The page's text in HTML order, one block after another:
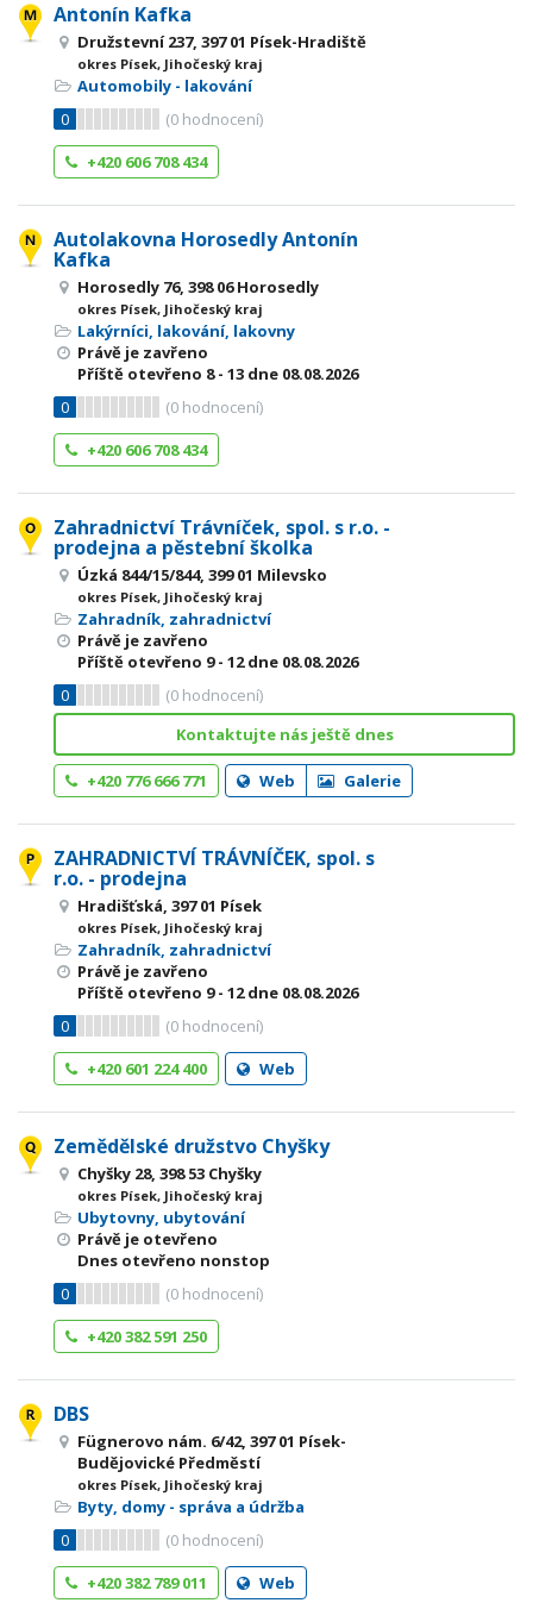
Antonín Kafka
Družstevní 237, 397 01 Písek-Hradiště
okres Písek, Jihočeský kraj
Automobily - lakování
0
(0 hodnocení)
+420 606 708 434
Autolakovna Horosedly Antonín
Kafka
Horosedly 76, 398 06 Horosedly
okres Písek, Jihočeský kraj
Lakýrníci, lakování, lakovny
Právě je zavřeno
Příště otevřeno 8 - 13 dne 08.08.2026
0
(0 hodnocení)
+420 606 708 434
Zahradnictví Trávníček, spol. s r.o. -
prodejna a pěstební školka
Úzká 844/15/844, 399 01 Milevsko
okres Písek, Jihočeský kraj
Zahradník, zahradnictví
Právě je zavřeno
Příště otevřeno 9 - 12dne 08.08.2026
0
(0 hodnocení)
Kontaktujte nás ještě dnes
+420 776 666 771 Web Galerie
ZAHRADNICTVÍ TRÁVNÍČEK, spol. s
r.o. - prodejna
Hradišťská, 397 01 Písek
okres Písek, Jihočeský kraj
Zahradník, zahradnictví
Právě je zavřeno
Příště otevřeno 9 - 12dne 08.08.2026
0
(0 hodnocení)
+420 601 224 400
Web
Zemědělské družstvo Chyšky
Chyšky 28, 398 53 Chyšky
okres Písek, Jihočeský kraj
Ubytovny, ubytování
Právě je otevřeno
Dnes otevřeno nonstop
0
(0 hodnocení)
+420 382 591 250
DBS
Fügnerovo nám. 6/42, 397 01 Písek-
Budějovické Předměstí
okres Písek, Jihočeský kraj
Byty, domy - správa a údržba
0
(0 hodnocení)
+420 382 789 011
Web